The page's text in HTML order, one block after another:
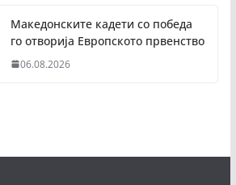
Македонските кадети со победа
го отворија Европското првенство
06.08.2026